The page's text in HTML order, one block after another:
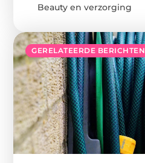
GERELATEERDE BERICHTEN
Beauty en verzorging